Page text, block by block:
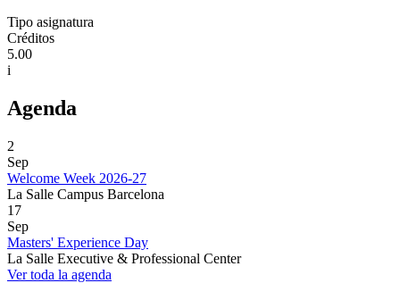
Tipo asignatura
Créditos
5.00
i
Agenda
2
Sep
Welcome Week 2026-27
La Salle Campus Barcelona
17
Sep
Masters' Experience Day
La Salle Executive & Professional Center
Ver toda la agenda